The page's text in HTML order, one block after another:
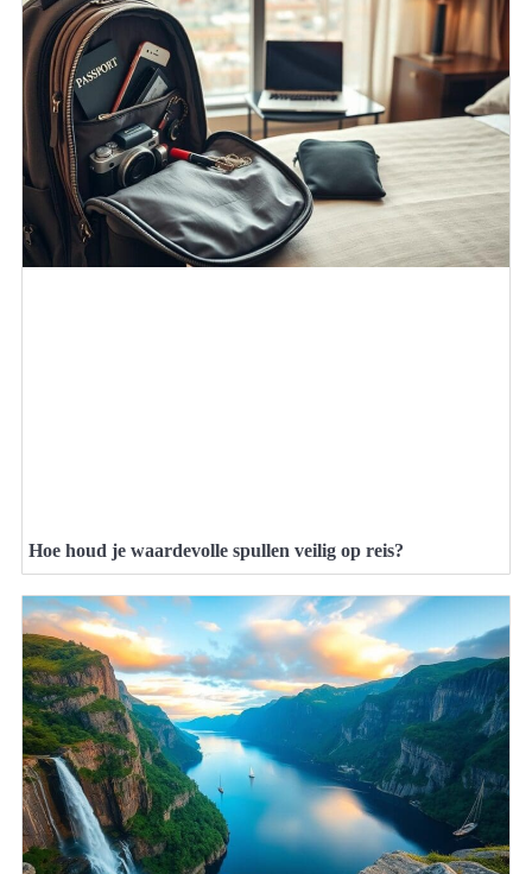
Hoe houd je waardevolle spullen veilig op reis?